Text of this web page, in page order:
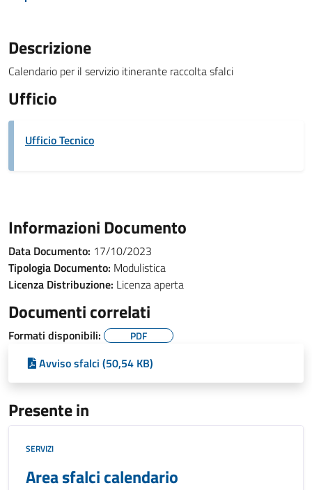
Descrizione
Calendario per il servizio itinerante raccolta sfalci
Ufficio
Ufficio Tecnico
Informazioni Documento
Data Documento: 17/10/2023
Tipologia Documento: Modulistica
Licenza Distribuzione: Licenza aperta
Documenti correlati
Formati disponibili: PDF
Avviso sfalci (50,54 KB)
Presente in
SERVIZI
Area sfalci calendario